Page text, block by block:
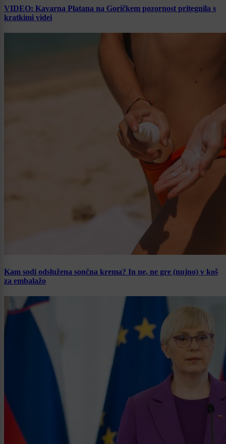
VIDEO: Kavarna Platana na Goričkem pozornost pritegnila s
kratkimi videi
Kam sodi odslužena sončna krema? In ne, ne gre (nujno) v koš
za embalažo